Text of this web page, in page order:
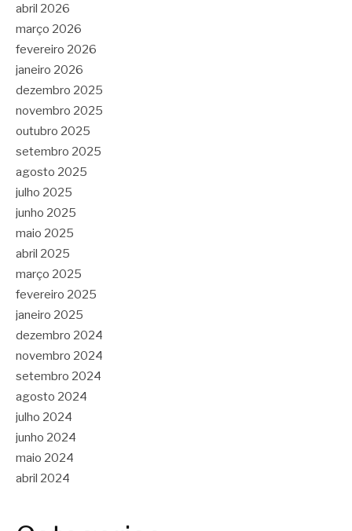
abril 2026
março 2026
fevereiro 2026
janeiro 2026
dezembro 2025
novembro 2025
outubro 2025
setembro 2025
agosto 2025
julho 2025
junho 2025
maio 2025
abril 2025
março 2025
fevereiro 2025
janeiro 2025
dezembro 2024
novembro 2024
setembro 2024
agosto 2024
julho 2024
junho 2024
maio 2024
abril 2024